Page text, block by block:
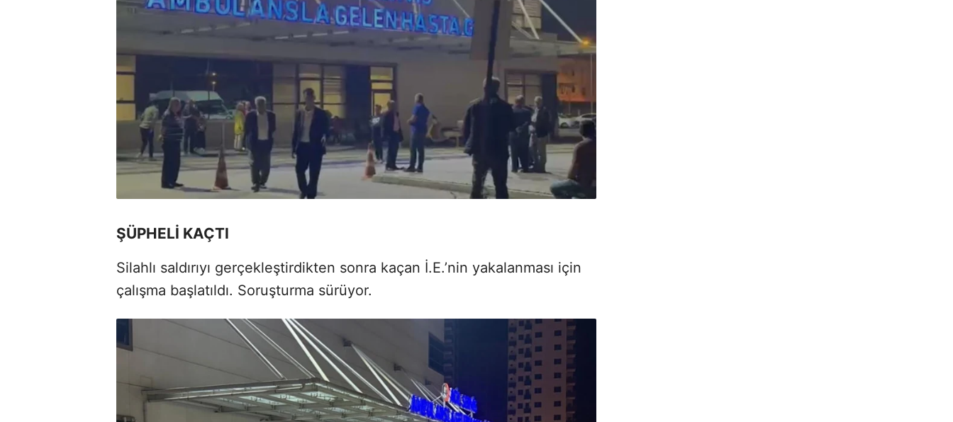
ŞÜPHELİ KAÇTI
Silahlı saldırıyı gerçekleştirdikten sonra kaçan İ.E.’nin yakalanması için
çalışma başlatıldı. Soruşturma sürüyor.